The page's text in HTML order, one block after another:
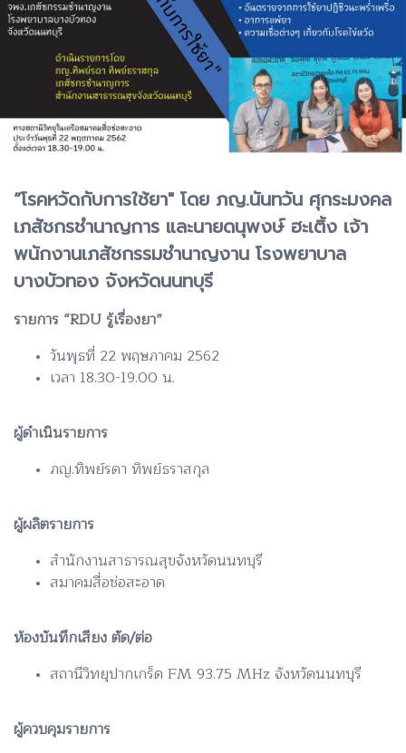
“โรคหวัดกับการใช้ยา" โดย ภญ.นันทวัน ศุกระมงคล
เภสัชกรชำนาญการ และนายดนุพงษ์ ฮะเติ้ง เจ้า
พนักงานเภสัชกรรมชำนาญงาน โรงพยาบาล
บางบัวทอง จังหวัดนนทบุรี
รายการ “RDU รู้เรื่องยา”
วันพุธที่ 22 พฤษภาคม 2562
เวลา 18.30-19.00 น.
ผู้ดำเนินรายการ
ภญ.ทิพย์รดา ทิพย์ธราสกุล
ผู้ผลิตรายการ
สำนักงานสาธารณสุขจังหวัดนนทบุรี
สมาคมสื่อช่อสะอาด
ห้องบันทึกเสียง ตัด/ต่อ
สถานีวิทยุปากเกร็ด FM 93.75 MHz จังหวัดนนทบุรี
ผู้ควบคุมรายการ